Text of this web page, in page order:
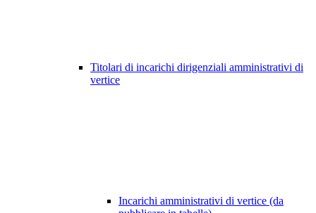
Titolari di incarichi dirigenziali amministrativi di
vertice
Incarichi amministrativi di vertice (da